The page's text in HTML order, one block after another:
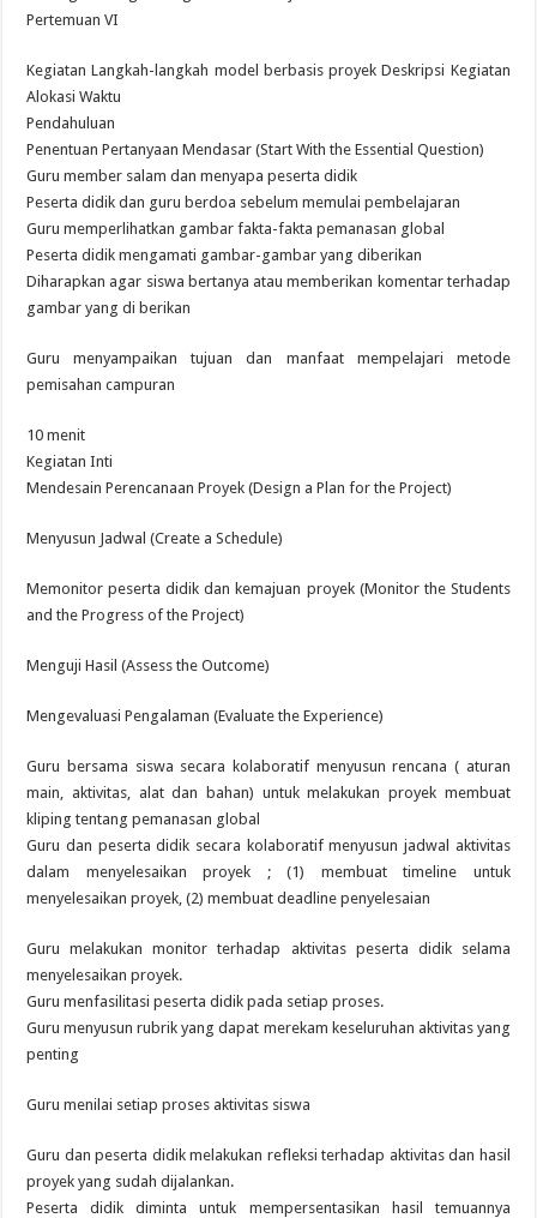
Pertemuan VI
Kegiatan Langkah-langkah model berbasis proyek Deskripsi Kegiatan
Alokasi Waktu
Pendahuluan
Penentuan Pertanyaan Mendasar (Start With the Essential Question)
Guru member salam dan menyapa peserta didik
Peserta didik dan guru berdoa sebelum memulai pembelajaran
Guru memperlihatkan gambar fakta-fakta pemanasan global
Peserta didik mengamati gambar-gambar yang diberikan
Diharapkan agar siswa bertanya atau memberikan komentar terhadap
gambar yang di berikan
Guru menyampaikan tujuan dan manfaat mempelajari metode
pemisahan campuran
10 menit
Kegiatan Inti
Mendesain Perencanaan Proyek (Design a Plan for the Project)
Menyusun Jadwal (Create a Schedule)
Memonitor peserta didik dan kemajuan proyek (Monitor the Students
and the Progress of the Project)
Menguji Hasil (Assess the Outcome)
Mengevaluasi Pengalaman (Evaluate the Experience)
Guru bersama siswa secara kolaboratif menyusun rencana ( aturan
main, aktivitas, alat dan bahan) untuk melakukan proyek membuat
kliping tentang pemanasan global
Guru dan peserta didik secara kolaboratif menyusun jadwal aktivitas
dalam menyelesaikan proyek ; (1) membuat timeline untuk
menyelesaikan proyek, (2) membuat deadline penyelesaian
Guru melakukan monitor terhadap aktivitas peserta didik selama
menyelesaikan proyek.
Guru menfasilitasi peserta didik pada setiap proses.
Guru menyusun rubrik yang dapat merekam keseluruhan aktivitas yang
penting
Guru menilai setiap proses aktivitas siswa
Guru dan peserta didik melakukan refleksi terhadap aktivitas dan hasil
proyek yang sudah dijalankan.
Peserta didik diminta untuk mempersentasikan hasil temuannya